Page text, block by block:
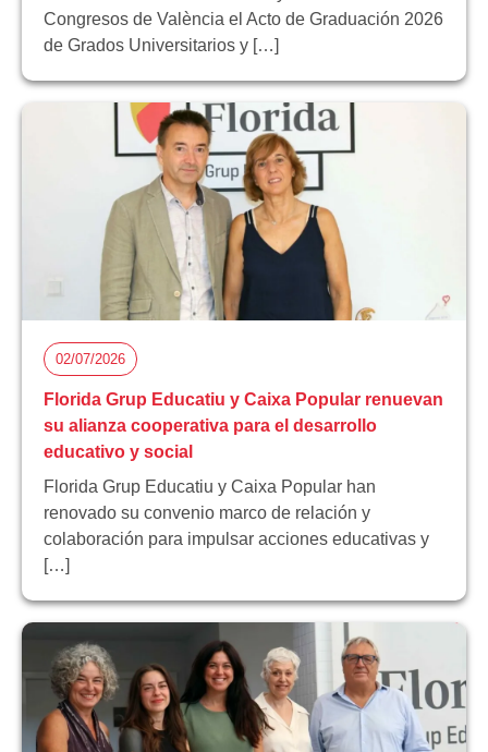
Congresos de València el Acto de Graduación 2026
de Grados Universitarios y […]
02/07/2026
Florida Grup Educatiu y Caixa Popular renuevan
su alianza cooperativa para el desarrollo
educativo y social
Florida Grup Educatiu y Caixa Popular han
renovado su convenio marco de relación y
colaboración para impulsar acciones educativas y
[…]